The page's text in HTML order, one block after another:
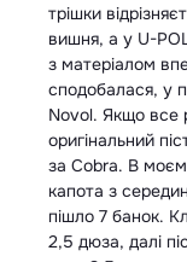
трішки
вишня, а у U-
з матеріалом
сподобалася, у
Novol. Якщо все
оригінальний
за Cobra. В
капота з
пішло 7 банок.
2,5 дюза, далі